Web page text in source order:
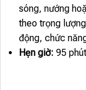
sóng, nướng
theo trọng
động, chức
Hẹn giờ: 95 phút